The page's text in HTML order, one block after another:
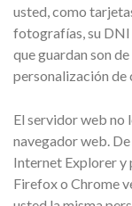
usted, como
fotografías, su DNI
que guardan son
personalización de
El servidor web no
navegador web.
Internet Explorer y
Firefox o Chrome